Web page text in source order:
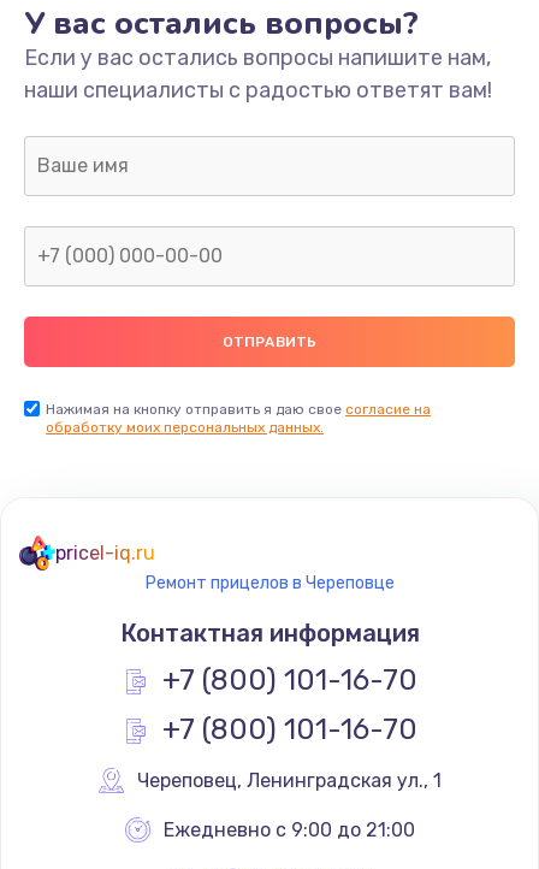
Замена/Pемонт карбюратора
1300 руб.
Заказать
Ремонт капиллярной трубки
400 руб.
Заказать
Замена термостата
1200 руб.
Заказать
Замена реле
Замена термопредохранителя
У вас остались вопросы?
Если у вас остались вопросы напишите нам,
наши специалисты с радостью ответят вам!
Нажимая на кнопку отправить я даю свое согласие на
обработку моих персональных данных.
pricel-iq.ru
Ремонт прицелов в Череповце
Контактная информация
+7 (800) 101-16-70
+7 (800) 101-16-70
Череповец, Ленинградская ул., 1
Ежедневно с 9:00 до 21:00